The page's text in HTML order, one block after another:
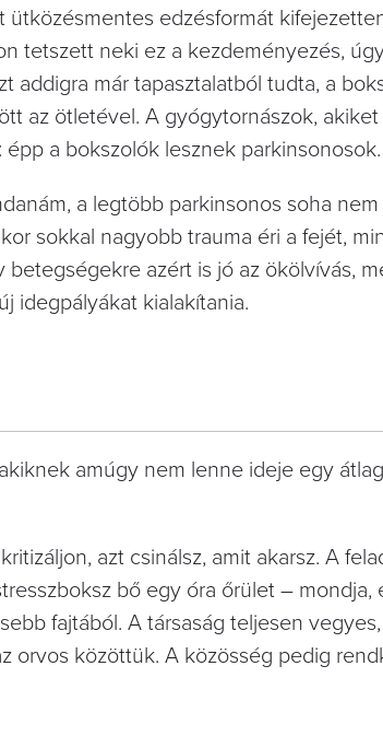
edzésformát
tetszett neki ez a kezdeményezés,
addigra már tapasztalatból tudta, a
az ötletével. A gyógytornászok,
a bokszolók lesznek parkinsonosok.
a legtöbb parkinsonos soha
sokkal nagyobb trauma éri a fejét,
azért is jó az ökölvívás,
idegpályákat kialakítania.
amúgy nem lenne ideje egy
azt csinálsz, amit akarsz. A
bő egy óra őrület – mondja,
fajtából. A társaság teljesen
orvos közöttük. A közösség pedig